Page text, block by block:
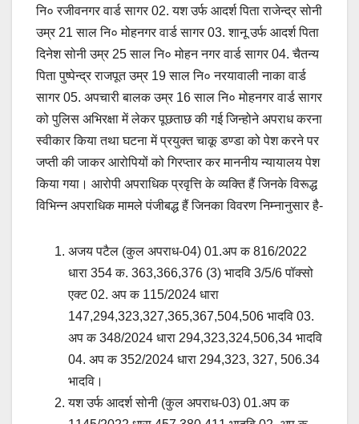
नि० रजीवनगर वार्ड सागर 02. यश उर्फ आदर्श पिता राजेन्द्र सोनी
उम्र 21 साल नि० मोहनगर वार्ड सागर 03. शानू उर्फ आदर्श पिता
दिनेश सोनी उम्र 25 साल नि० मोहन नगर वार्ड सागर 04. चैतन्य
पिता पुष्पेन्द्र राजपूत उम्र 19 साल नि० नरयावाली नाका वार्ड
सागर 05. अपचारी बालक उम्र 16 साल नि० मोहनगर वार्ड सागर
को पुलिस अभिरक्षा में लेकर पूछताछ की गई जिन्होने अपराध करना
स्वीकार किया तथा घटना में प्रयुक्त चाकू डण्डा को पेश करने पर
जप्ती की जाकर आरोपियों को गिरप्तार कर माननीय न्यायालय पेश
किया गया। आरोपी अपराधिक प्रवृत्ति के व्यक्ति हैं जिनके विरूद्ध
विभिन्न अपराधिक मामले पंजीबद्ध हैं जिनका विवरण निम्नानुसार है-
अजय पटैल (कुल अपराध-04) 01.अप क 816/2022
धारा 354 क. 363,366,376 (3) भादवि 3/5/6 पॉक्सो
एक्ट 02. अप क 115/2024 धारा
147,294,323,327,365,367,504,506 भादवि 03.
अप क 348/2024 धारा 294,323,324,506,34 भादवि
04. अप क 352/2024 धारा 294,323, 327, 506.34
भादवि।
यश उर्फ आदर्श सोनी (कुल अपराध-03) 01.अप क